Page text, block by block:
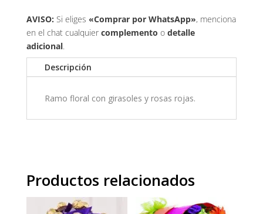
AVISO: Si eliges «Comprar por WhatsApp», menciona
en el chat cualquier complemento o detalle
adicional.
Descripción
Ramo floral con girasoles y rosas rojas.
Productos relacionados